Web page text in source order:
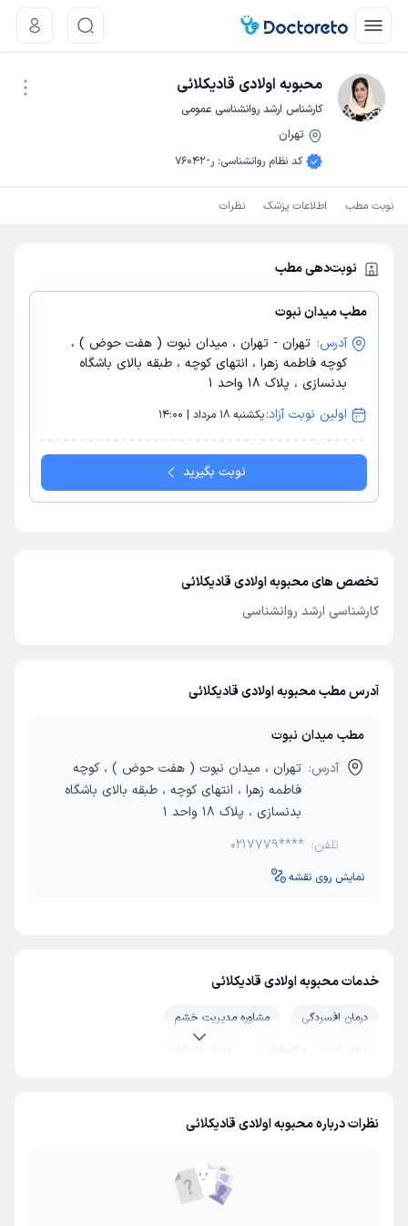
محبوبه اولادی قادیکلائی
کارشناس ارشد روانشناسی عمومی
تهران
کد نظام روانشناسی: ر-76042
نوبت مطب اطلاعات پزشک نظرات
نوبت‌دهی مطب
مطب میدان نبوت
آدرس: تهران - تهران ، میدان نبوت ( هفت حوض ) ،
کوچه فاطمه زهرا ، انتهای کوچه ، طبقه بالای باشگاه
بدنسازی ، پلاک 18 واحد 1
اولین نوبت آزاد:یکشنبه 18 مرداد | 14:00
نوبت بگیرید
تخصص های محبوبه اولادی قادیکلائی
کارشناسی ارشد روانشناسی
آدرس مطب محبوبه اولادی قادیکلائی
مطب میدان نبوت
آدرس: تهران ، میدان نبوت ( هفت حوض ) ، کوچه
فاطمه زهرا ، انتهای کوچه ، طبقه بالای باشگاه
بدنسازی ، پلاک 18 واحد 1
تلفن: 0217779****
نمایش روی نقشه
خدمات محبوبه اولادی قادیکلائی
درمان افسردگی
مشاوره مدیریت خشم
درمان استرس و اضطراب
درمان خودآزاری
نظرات درباره محبوبه اولادی قادیکلائی